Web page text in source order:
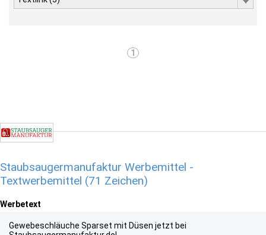
1
Staubsaugermanufaktur Werbemittel -
Textwerbemittel (71 Zeichen)
Werbetext
Gewebeschläuche Sparset mit Düsen jetzt bei